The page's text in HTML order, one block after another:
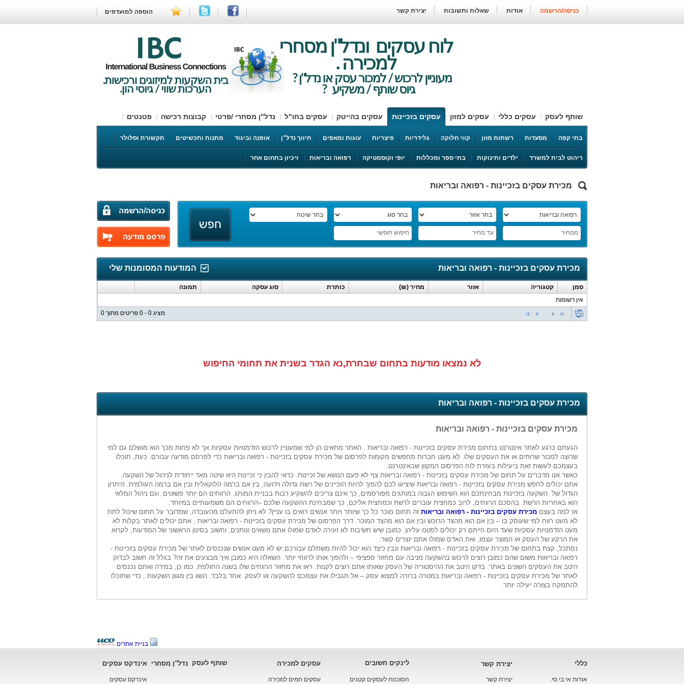
הוספה למועדפים כניסה/הרשמה אודות שאלות ותשובות יצירת קשר
שותף לעסק עסקים כללי עסקים למזון עסקים בזכיינות עסקים בהייטק עסקים בחו"ל נדל"ן מסחרי /פרטי קבוצות רכישה פטנטים
סטוקים למכירה English ספקי שירות דרושים עובדים בתי קפה מסעדות רשתות מזון קווי חלוקה גלידריות פיצריות עוגות ומאפים תיווך נדל"ן אופנה וביגוד מתנות ותכשיטים
תקשורת וסלולר
ספורט ופנאי
ריהוט לבית למשרד
ילדים ותינוקות בתי ספר ומכללות יופי וקוסמטיקה רפואה ובריאות זיכיון בתחום אחר
מכירת עסקים בזכיינות - רפואה ובריאות
ממחיר עד מחיר חיפוש חופשי
מכירת עסקים בזכיינות - רפואה ובריאות המודעות המסומנות שלי
סמן קטגוריה אזור מחיר (₪) כותרת סוג עסקה
תמונה
אין רשומות
מציג 0 - 0 פריטים מתוך 0
לא נמצאו מודעות בתחום שבחרת,נא הגדר בשנית את תחומי החיפוש
מכירת עסקים בזכיינות - רפואה ובריאות
מכירת עסקים בזכיינות - רפואה ובריאות
הגעתם כרגע לאתר אינטרנט בתחום מכירת עסקים בזכיינות - רפואה ובריאות . האתר מתאים הן למי שמעוניין לרכוש הזדמנויות עסקיות אך לא פחות מכך הוא מושלם גם למי
שרוצה למכור שרותים או את העסקים שלו. לא מעט חברות מחפשים מקומות לפרסום של מכירת עסקים בזכיינות - רפואה ובריאות כדי לפרסם מודעה עבורם. כעת, תוכלו
בעצמכם לעשות זאת ביעילות בעזרת לוח הפרסום המקוון שבאינטרנט
כאשר אנו מדברים על תחום של מכירת עסקים בזכיינות - רפואה ובריאות צף לא פעם הנושא של זכיינות. כדאי להבין כי זכיינות היא שיטה מאד ייחודית לניהול של השקעה.
אתם יכולים לחפש מכירת עסקים בזכיינות - רפואה ובריאות שיציעו לכם להפוך להיות הזכיינים של רשת גדולה וידועה, בין אם ברמה הלוקאלית ובין אם ברמה העולמית. היתרון
הגדול של השקעה בזכיינות מבחינתכם הוא השימוש הגבוה במותגים מפורסמים, כך אינם צריכים להשקיע רבות בבניית המותג. הרווחים הם יותר פשוטים, וגם ניהול המלאי
הוא באחריות הרשת. בהסכם הרווחים, לרוב כמחצית עוברים לרשת וכמחצית אליכם, כך שמבחינת ההשקעה שלכם –הרווחים הם משמעותיים במיוחד
אז למה בעצם מכירת עסקים בזכיינות - רפואה ובריאות זה תחום מוכר כל כך שיותר ויותר אנשים רואים בו עניין? לא ניתן להתעלם מהעובדה, שמדובר על תחום שיכול לתת
לא מעט רווח למי שעוסק בו – בין אם הוא מהצד הרוכש ובין אם הוא מהצד המוכר. דרך הפרסום של מכירת עסקים בזכיינות - רפואה ובריאות , אתם יכולים לאתר בקלות לא
מעט הזדמנויות עסקיות שעד היום הייתם רק יכולים לפטנז עליהן. כמובן שיש חשיבות לא זעירה לאדם שמולו אתם נושאים ונותנים, וחשוב בסינון הראשוני של המודעות, לקרוא
את הרקע של העסק או המוצר עצמו, ואת האדם שמולו אתם יוצרים קשר
נסתכל, קצת בתחום של מכירת עסקים בזכיינות - רפואה ובריאות ונבין כיצד הוא יכול להיות משתלם עבורכם.יש לא מעט אנשים שנכנסים לאתר של מכירת עסקים בזכיינות -
רפואה ובריאות משום שהם כמובן רוצים לרכוש בהשקעה מניבה עם מחזור ספציפי – ולהפוך אותו לרווחי יותר. השאלה היא כמובן איך מבצעים את זה? בגלל זה חשוב לבדוק
היטב את העסקים השונים באתר. בדקו היטב את ההיסטוריה של העסק שאותו אתם רוצים לקנות. ראו את מחזור הרווחים שלו בשנה החולפת. כמו כן, במידה ואתם נכנסים
לאתר של מכירת עסקים בזכיינות - רפואה ובריאות במטרה ברורה למצוא עסק – אל תגבילו את עצמכם להשקעה או לעסק אחד בלבד. השוו בין מגוון השקעות , כדי שתוכלו
להתמקח בצורה יעילה יותר
בניית אתרים
כללי יצירת קשר לינקים חשובים עסקים למכירה שותף לעסק נדל"ן מסחרי אינדקס עסקים
אודות אי.בי.סי. יצירת קשר הסוכנות לעסקים קטנים עסקים חמים למכירה אינדקס עסקים